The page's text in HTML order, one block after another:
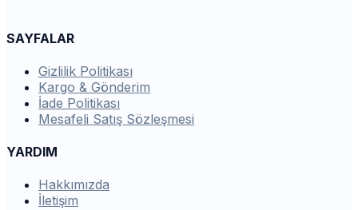
SAYFALAR
Gizlilik Politikası
Kargo & Gönderim
İade Politikası
Mesafeli Satış Sözleşmesi
YARDIM
Hakkımızda
İletişim